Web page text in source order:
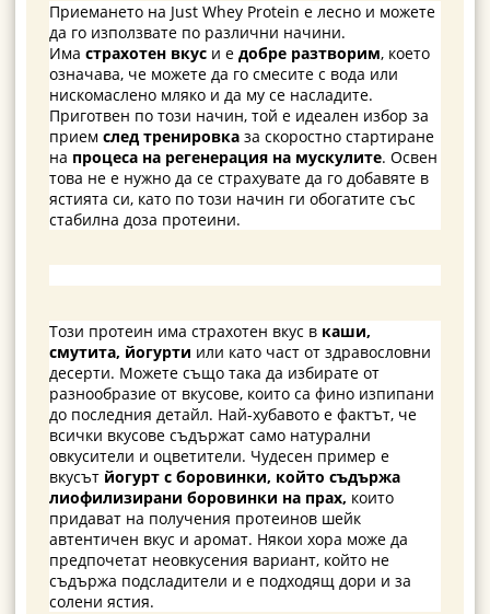
Приемането на Just Whey Protein е лесно и можете
да го използвате по различни начини.
Има страхотен вкус и е добре разтворим, което
означава, че можете да го смесите с вода или
нискомаслено мляко и да му се насладите.
Приготвен по този начин, той е идеален избор за
прием след тренировка за скоростно стартиране
на процеса на регенерация на мускулите. Освен
това не е нужно да се страхувате да го добавяте в
ястията си, като по този начин ги обогатите със
стабилна доза протеини.
Този протеин има страхотен вкус в каши,
смутита, йогурти или като част от здравословни
десерти. Можете също така да избирате от
разнообразие от вкусове, които са фино изпипани
до последния детайл. Най-хубавото е фактът, че
всички вкусове съдържат само натурални
овкусители и оцветители. Чудесен пример е
вкусът йогурт с боровинки, който съдържа
лиофилизирани боровинки на прах, които
придават на получения протеинов шейк
автентичен вкус и аромат. Някои хора може да
предпочетат неовкусения вариант, който не
съдържа подсладители и е подходящ дори и за
солени ястия.